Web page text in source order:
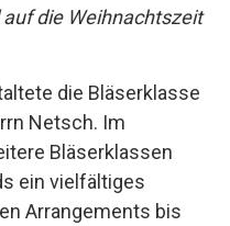
die Weihnachtszeit
die Bläserklasse
Netsch. Im
Bläserklassen
ein vielfältiges
Arrangements bis